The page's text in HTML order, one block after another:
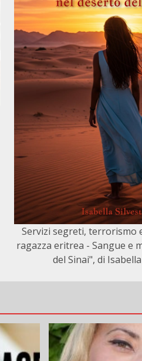
Servizi segreti, terrorismo
ragazza eritrea - Sangue e
del Sinai", di